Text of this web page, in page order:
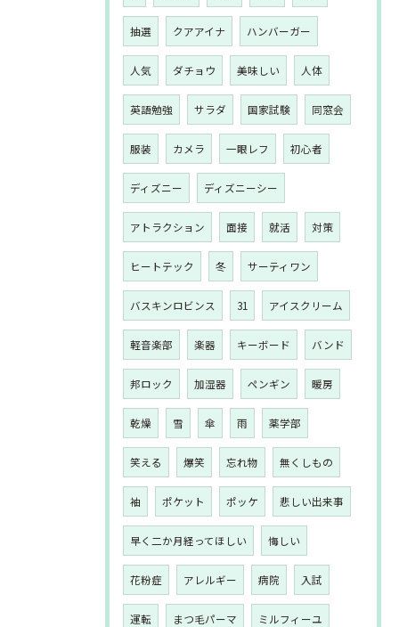
抽選 クアアイナ ハンバーガー
人気 ダチョウ 美味しい 人体
英語勉強 サラダ 国家試験 同窓会
服装 カメラ 一眼レフ 初心者
ディズニー ディズニーシー
アトラクション 面接 就活 対策
ヒートテック 冬 サーティワン
バスキンロビンス 31 アイスクリーム
軽音楽部 楽器 キーボード バンド
邦ロック 加湿器 ペンギン 暖房
乾燥 雪 傘 雨 薬学部
笑える 爆笑 忘れ物 無くしもの
袖 ポケット ポッケ 悲しい出来事
早く二か月経ってほしい 悔しい
花粉症 アレルギー 病院 入試
運転 まつ毛パーマ ミルフィーユ